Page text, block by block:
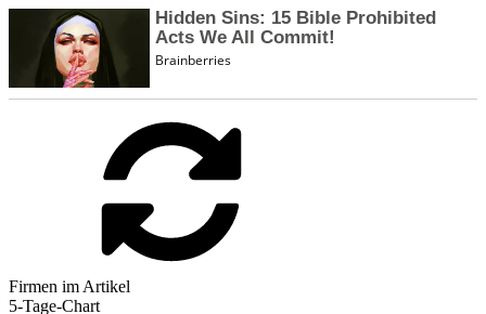
Firmen im Artikel
5-Tage-Chart